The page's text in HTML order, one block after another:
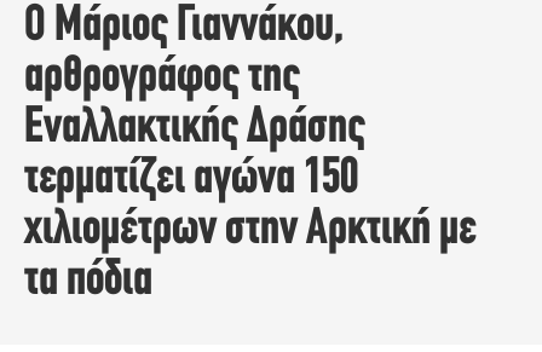
Ο Μάριος Γιαννάκου,
αρθρογράφος της
Εναλλακτικής Δράσης
τερματίζει αγώνα 150
χιλιομέτρων στην Αρκτική με
τα πόδια